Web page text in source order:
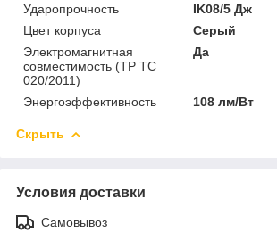
Ударопрочность
IK08/5 Дж
Цвет корпуса
Серый
Электромагнитная
совместимость (ТР ТС
020/2011)
Да
Энергоэффективность 108 лм/Вт
Скрыть
Условия доставки
Самовывоз